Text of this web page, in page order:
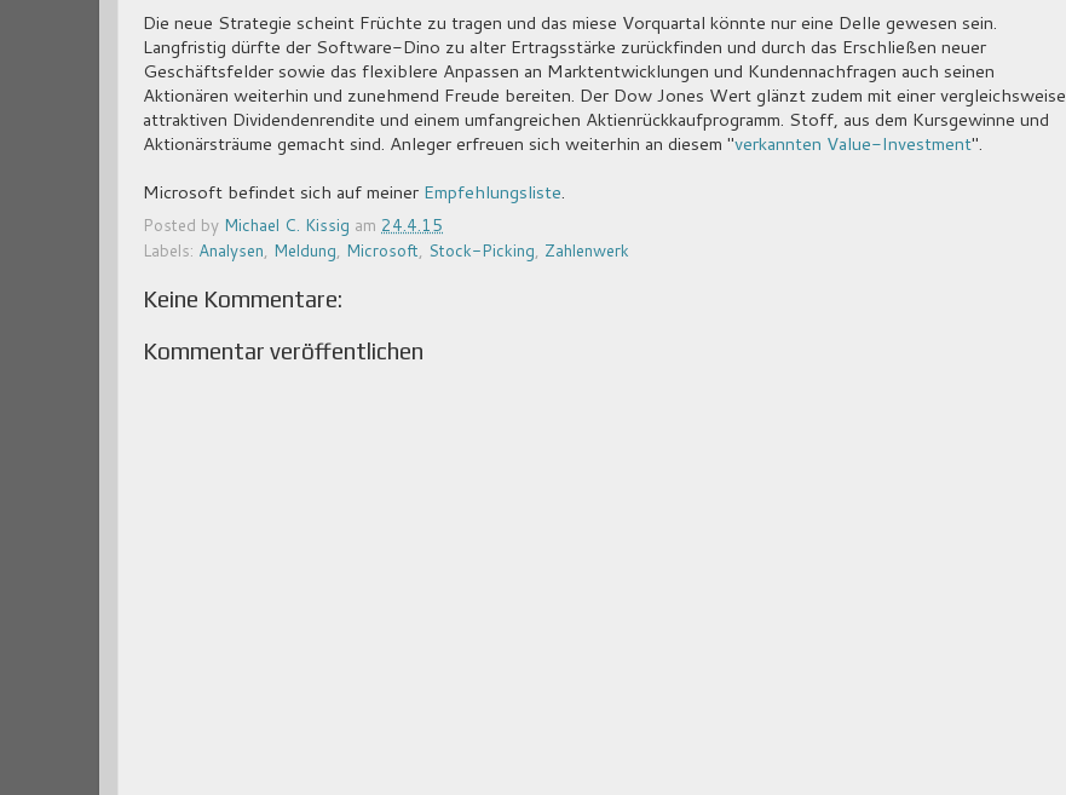
Die neue Strategie scheint Früchte zu tragen und das miese Vorquartal könnte nur eine Delle gewesen sein.
Langfristig dürfte der Software-Dino zu alter Ertragsstärke zurückfinden und durch das Erschließen neuer
Geschäftsfelder sowie das flexiblere Anpassen an Marktentwicklungen und Kundennachfragen auch seinen
Aktionären weiterhin und zunehmend Freude bereiten. Der Dow Jones Wert glänzt zudem mit einer vergleichsweise
attraktiven Dividendenrendite und einem umfangreichen Aktienrückkaufprogramm. Stoff, aus dem Kursgewinne und
Aktionärsträume gemacht sind. Anleger erfreuen sich weiterhin an diesem "verkannten Value-Investment".
Microsoft befindet sich auf meiner Empfehlungsliste.
Posted by Michael C. Kissig am 24.4.15
Labels: Analysen, Meldung, Microsoft, Stock-Picking, Zahlenwerk
Keine Kommentare:
Kommentar veröffentlichen